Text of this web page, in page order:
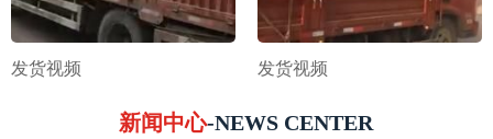
发货视频 发货视频
新闻中心-NEWS CENTER